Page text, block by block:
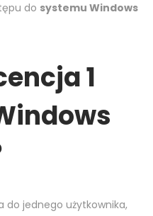
do systemu Windows
1
do jednego użytkownika,